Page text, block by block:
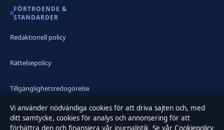
FÖRTROENDE &
STANDARDER
Redaktionell policy
Rättelsepolicy
Tillgänglighetsredogörelse
Integritetspolicy
Vi använder nödvändiga cookies för att driva sajten och, med
ditt samtycke, cookies för analys och annonsering för att
förbättra den och finansiera vår journalistik. Se vår Cookiepolicy